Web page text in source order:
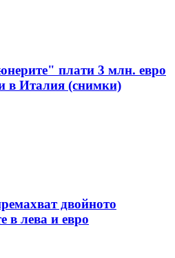
плати 3 млн. евро
в Италия (снимки)
двойното
в лева и евро